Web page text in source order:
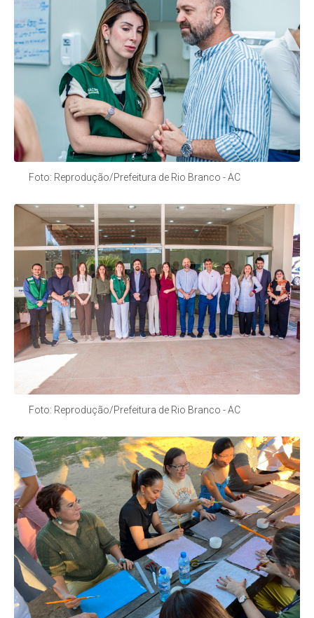
Foto: Reprodução/Prefeitura de Rio Branco - AC
Foto: Reprodução/Prefeitura de Rio Branco - AC